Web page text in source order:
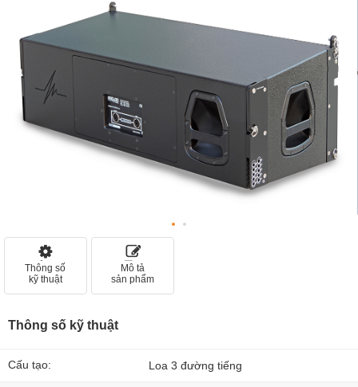
Thông số
kỹ thuật
Mô tả
sản phẩm
Thông số kỹ thuật
Cấu tạo: Loa 3 đường tiếng